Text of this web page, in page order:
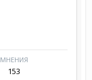
МНЕНИЯ
153